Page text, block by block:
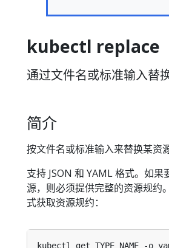
kubectl replace
通过文件名或标准输入替
简介
按文件名或标准输入来替换某资源
支持 JSON 和 YAML 格式。如果
源，则必须提供完整的资源规约
式获取资源规约：